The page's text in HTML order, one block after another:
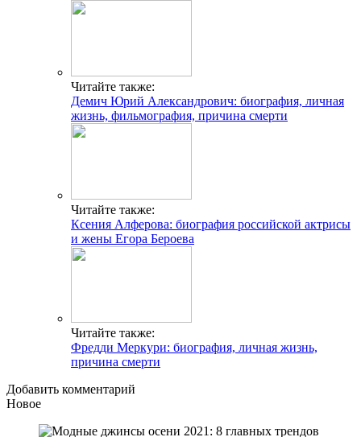
Читайте также:
Демич Юрий Александрович: биография, личная
жизнь, фильмография, причина смерти
Читайте также:
Ксения Алферова: биография российской актрисы
и жены Егора Бероева
Читайте также:
Фредди Меркури: биография, личная жизнь,
причина смерти
Добавить комментарий
Новое